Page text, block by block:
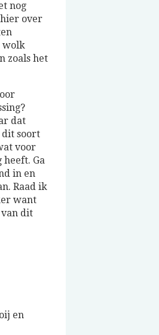
nog
over
wolk
zoals het
dat
dit soort
voor
heeft. Ga
in en
Raad ik
want
dit
en